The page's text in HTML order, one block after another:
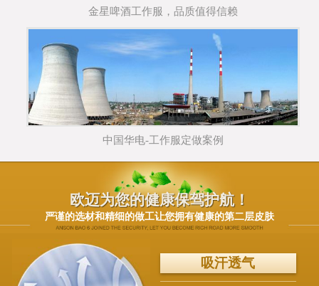
金星啤酒工作服，品质值得信赖
中国华电-工作服定做案例
欧迈为您的健康保驾护航！
严谨的选材和精细的做工让您拥有健康的第二层皮肤
柔软亲肤